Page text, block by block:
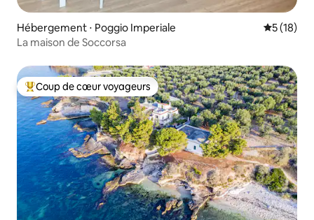
Hébergement ⋅ Poggio Imperiale
5 (18)
La maison de Soccorsa
Coups de cœur voyageurs les plus appréciés
Coup de cœur voyageurs